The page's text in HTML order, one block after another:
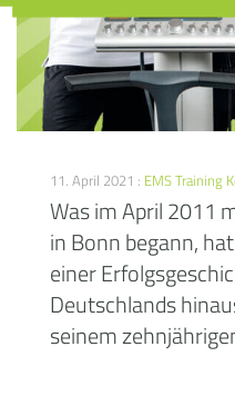
11. April 2021 : EMS Training
Was im April 2011
in Bonn begann,
einer
Deutschlands
seinem